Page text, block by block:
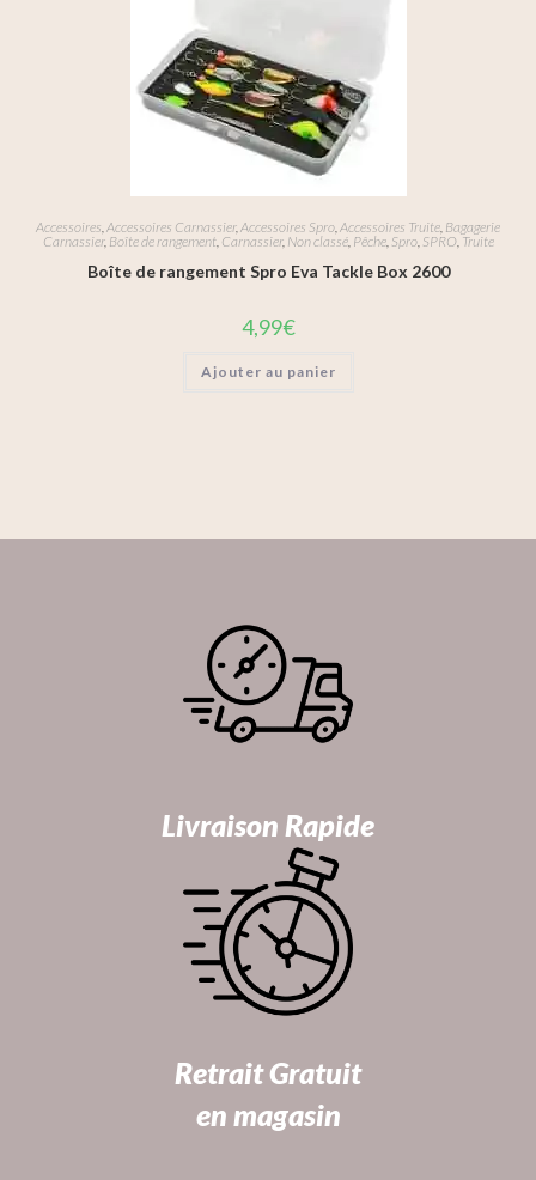
Accessoires Accessoires Carnassier, Accessoires Spro Accessoires Truite Bagagerie
Carnassier, Boîte de rangement, Carnassier, Non classé, Pêche, Spro, SPRO,Truite
Boîte de rangement Spro Eva Tackle Box 2600
4,99€
Ajouter au panier
Livraison Rapide
Retrait Gratuit
en magasin